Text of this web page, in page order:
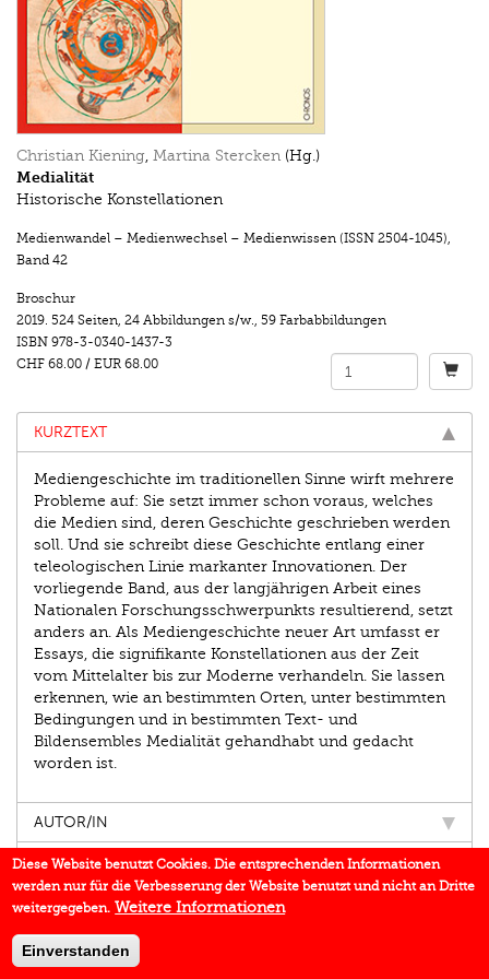
Christian Kiening, Martina Stercken (Hg.)
Medialität
Historische Konstellationen
Medienwandel – Medienwechsel – Medienwissen (ISSN 2504-1045),
Band 42
Broschur
2019. 524 Seiten, 24 Abbildungen s/w., 59 Farbabbildungen
ISBN 978-3-0340-1437-3
CHF 68.00 / EUR 68.00
KURZTEXT
Mediengeschichte im traditionellen Sinne wirft mehrere
Probleme auf: Sie setzt immer schon voraus, welches
die Medien sind, deren Geschichte geschrieben werden
soll. Und sie schreibt diese Geschichte entlang einer
teleologischen Linie markanter Innovationen. Der
vorliegende Band, aus der langjährigen Arbeit eines
Nationalen Forschungsschwerpunkts resultierend, setzt
anders an. Als Mediengeschichte neuer Art umfasst er
Essays, die signifikante Konstellationen aus der Zeit
vom Mittelalter bis zur Moderne verhandeln. Sie lassen
erkennen, wie an bestimmten Orten, unter bestimmten
Bedingungen und in bestimmten Text- und
Bildensembles Medialität gehandhabt und gedacht
worden ist.
AUTOR/IN
EINBLICK
BUCHREIHE
DOWNLOADS
Diese Website benutzt Cookies. Die entsprechenden Informationen
werden nur für die Verbesserung der Website benutzt und nicht an Dritte
weitergegeben. Weitere Informationen
Einverstanden